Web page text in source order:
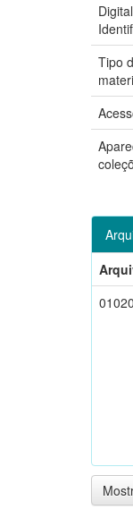
Tipo